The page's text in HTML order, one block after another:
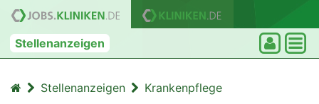
Stellenanzeigen
Stellenanzeigen Krankenpflege